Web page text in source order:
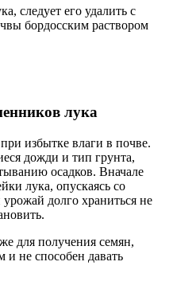
следует его удалить с
бордосским раствором
лука
избытке влаги в почве.
дожди и тип грунта,
осадков. Вначале
лука, опускаясь со
долго храниться не
для получения семян,
и не способен давать